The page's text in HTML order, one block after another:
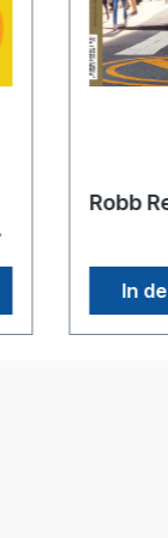
Robb
In